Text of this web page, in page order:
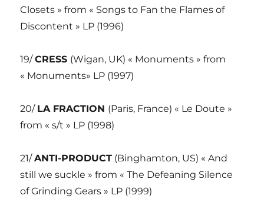
Closets » from « Songs to Fan the Flames of
Discontent » LP (1996)
19/CRESS (Wigan, UK) « Monuments » from
« Monuments» LP (1997)
20/ LA FRACTION (Paris, France) « Le Doute »
from « s/t » LP (1998)
21/ANTI-PRODUCT (Binghamton, US) « And
still we suckle » from « The Defeaning Silence
of Grinding Gears » LP (1999)